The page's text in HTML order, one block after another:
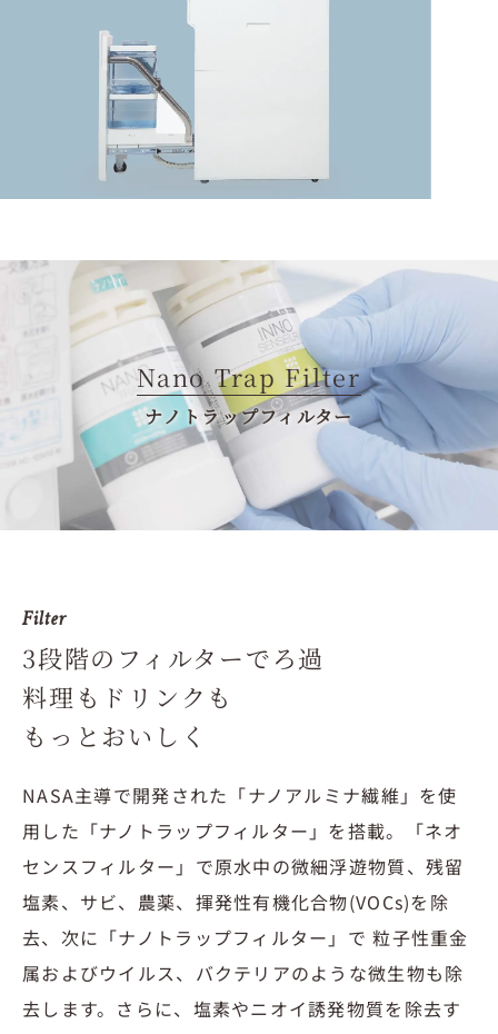
Nano Trap Filter
ナノトラップフィルター
Filter
3段階のフィルターでろ過
料理もドリンクも
もっとおいしく
NASA主導で開発された「ナノアルミナ繊維」を使
用した「ナノトラップフィルター」を搭載。「ネオ
センスフィルター」で原水中の微細浮遊物質、残留
塩素、サビ、農薬、揮発性有機化合物(VOCs)を除
去、次に「ナノトラップフィルター」で 粒子性重金
属およびウイルス、バクテリアのような微生物も除
去します。さらに、塩素やニオイ誘発物質を除去す